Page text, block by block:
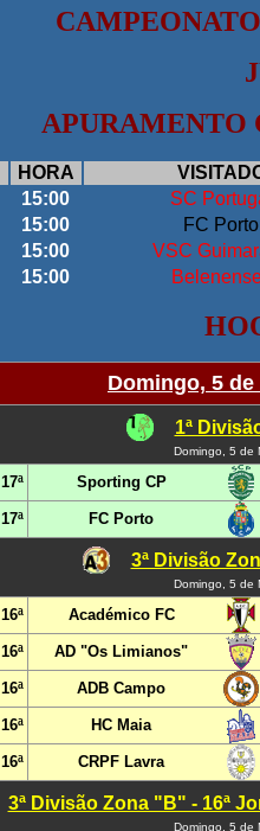
APURAMENTO
HORA
15:00 SC
15:00 FC Porto
15:00 VSC
15:00
Domingo, 5 de
1ª
Domingo, 5 de
17ª Sporting CP
17ª FC Porto
3ª Divisão
Domingo, 5 de
16ª Académico FC
16ª AD "Os Limianos"
16ª ADB Campo
16ª HC Maia
16ª CRPF Lavra
3ª Divisão Zona "B" - 16ª
Domingo, 5 de